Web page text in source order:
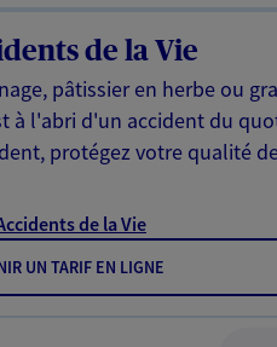
de la Vie
pâtissier en herbe ou
à l'abri d'un accident du
protégez votre qualité
de la Vie
UN TARIF EN LIGNE